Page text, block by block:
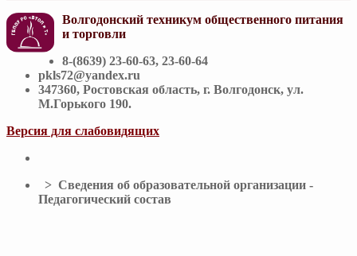
Волгодонский техникум общественного питания
и торговли
8-(8639) 23-60-63, 23-60-64
pkls72@yandex.ru
347360, Ростовская область, г. Волгодонск, ул.
М.Горького 190.
Версия для слабовидящих
> Сведения об образовательной организации -
Педагогический состав